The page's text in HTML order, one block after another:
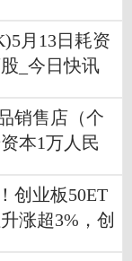
月13日耗资
_今日快讯
销售店（个
本1万人民
创业板50ET
涨超3%，创